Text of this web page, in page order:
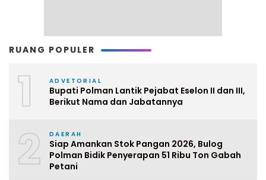
RUANG POPULER
1 ADVETORIAL
Bupati Polman Lantik Pejabat Eselon II dan III,
Berikut Nama dan Jabatannya
2 DAERAH
Siap Amankan Stok Pangan 2026, Bulog
Polman Bidik Penyerapan 51 Ribu Ton Gabah
Petani